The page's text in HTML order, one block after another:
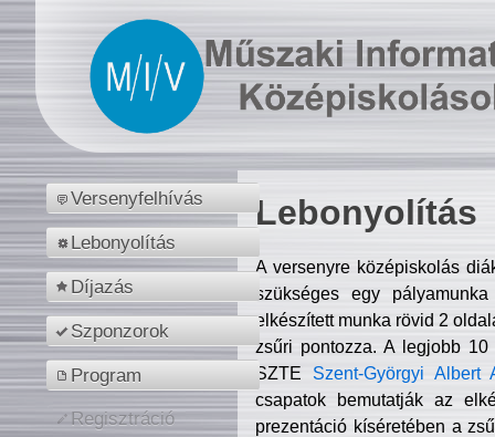
Versenyfelhívás
Lebonyolítás
Díjazás
Szponzorok
Program
Regisztráció
Lebonyolítás
A versenyre középiskolás
szükséges egy
elkészített munka rövid 2
zsűri pontozza. A legjobb
SZTE Szent-Györgyi Albert
csapatok bemutatják az
prezentáció kíséretében a